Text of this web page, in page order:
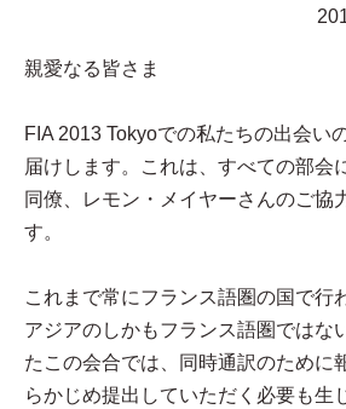
親愛なる皆さま
FIA 2013 Tokyoでの私たちの出会い
届けします。これは、すべての部会
同僚、レモン・メイヤーさんのご協
す。
これまで常にフランス語圏の国で行
アジアのしかもフランス語圏ではな
たこの会合では、同時通訳のために
らかじめ提出していただく必要も生